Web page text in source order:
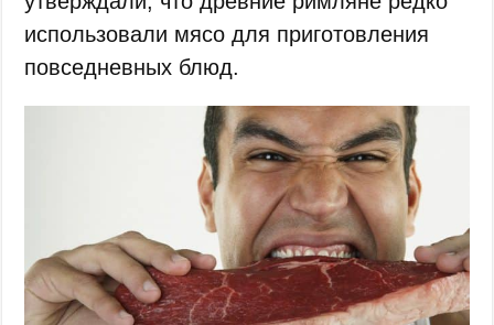
использовали мясо для приготовления
повседневных блюд.